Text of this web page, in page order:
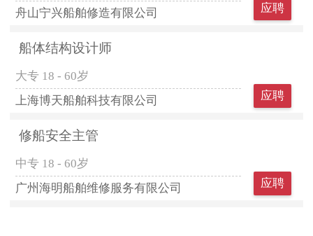
舟山宁兴船舶修造有限公司
应聘
船体结构设计师
大专 18 - 60岁
上海博天船舶科技有限公司
应聘
修船安全主管
中专 18 - 60岁
广州海明船舶维修服务有限公司
应聘